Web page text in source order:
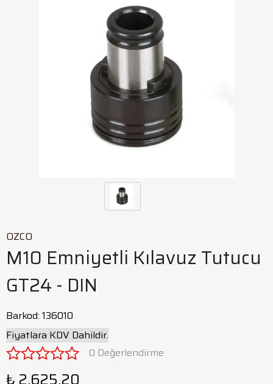
OZCO
M10 Emniyetli Kılavuz Tutucu
GT24 - DIN
Barkod: 136010
Fiyatlara KDV Dahildir.
0 Değerlendirme